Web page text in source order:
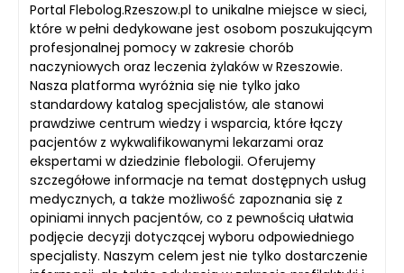
Portal Flebolog.Rzeszow.pl to unikalne miejsce w sieci,
które w pełni dedykowane jest osobom poszukującym
profesjonalnej pomocy w zakresie chorób
naczyniowych oraz leczenia żylaków w Rzeszowie.
Nasza platforma wyróżnia się nie tylko jako
standardowy katalog specjalistów, ale stanowi
prawdziwe centrum wiedzy i wsparcia, które łączy
pacjentów z wykwalifikowanymi lekarzami oraz
ekspertami w dziedzinie flebologii. Oferujemy
szczegółowe informacje na temat dostępnych usług
medycznych, a także możliwość zapoznania się z
opiniami innych pacjentów, co z pewnością ułatwia
podjęcie decyzji dotyczącej wyboru odpowiedniego
specjalisty. Naszym celem jest nie tylko dostarczenie